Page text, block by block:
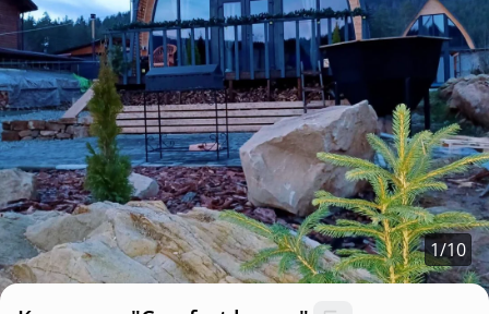
1/10